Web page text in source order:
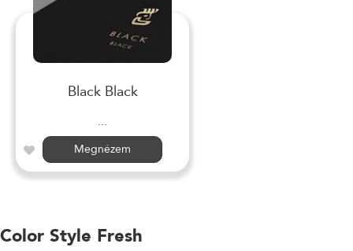
Black Black
...
Megnézem
Color Style Fresh